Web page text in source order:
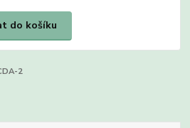
do košíku
2